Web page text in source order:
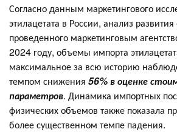
Согласно данным маркетингового
этилацетата в России, анализ
проведенного маркетинговым
2024 году, объемы импорта
максимальное за всю историю
темпом снижения 56% в оценке
параметров. Динамика импортных
физических объемов также показала
более существенном темпе падения.